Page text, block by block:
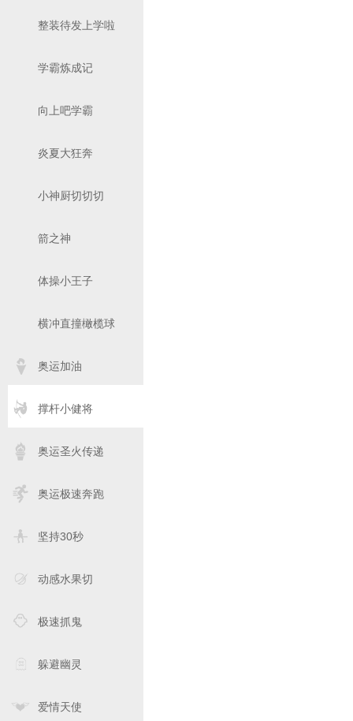
整装待发上学啦
学霸炼成记
向上吧学霸
炎夏大狂奔
小神厨切切切
箭之神
体操小王子
横冲直撞橄榄球
奥运加油
撑杆小健将
奥运圣火传递
奥运极速奔跑
坚持30秒
动感水果切
极速抓鬼
躲避幽灵
爱情天使